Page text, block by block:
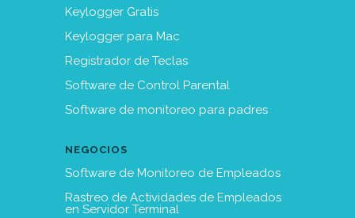
Keylogger Gratis
Keylogger para Mac
Registrador de Teclas
Software de Control Parental
Software de monitoreo para padres
NEGOCIOS
Software de Monitoreo de Empleados
Rastreo de Actividades de Empleados
en Servidor Terminal